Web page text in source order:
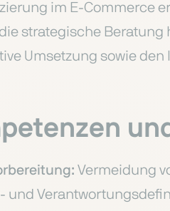
im E-Commerce
strategische
Umsetzung sowie
Vermeidung
und